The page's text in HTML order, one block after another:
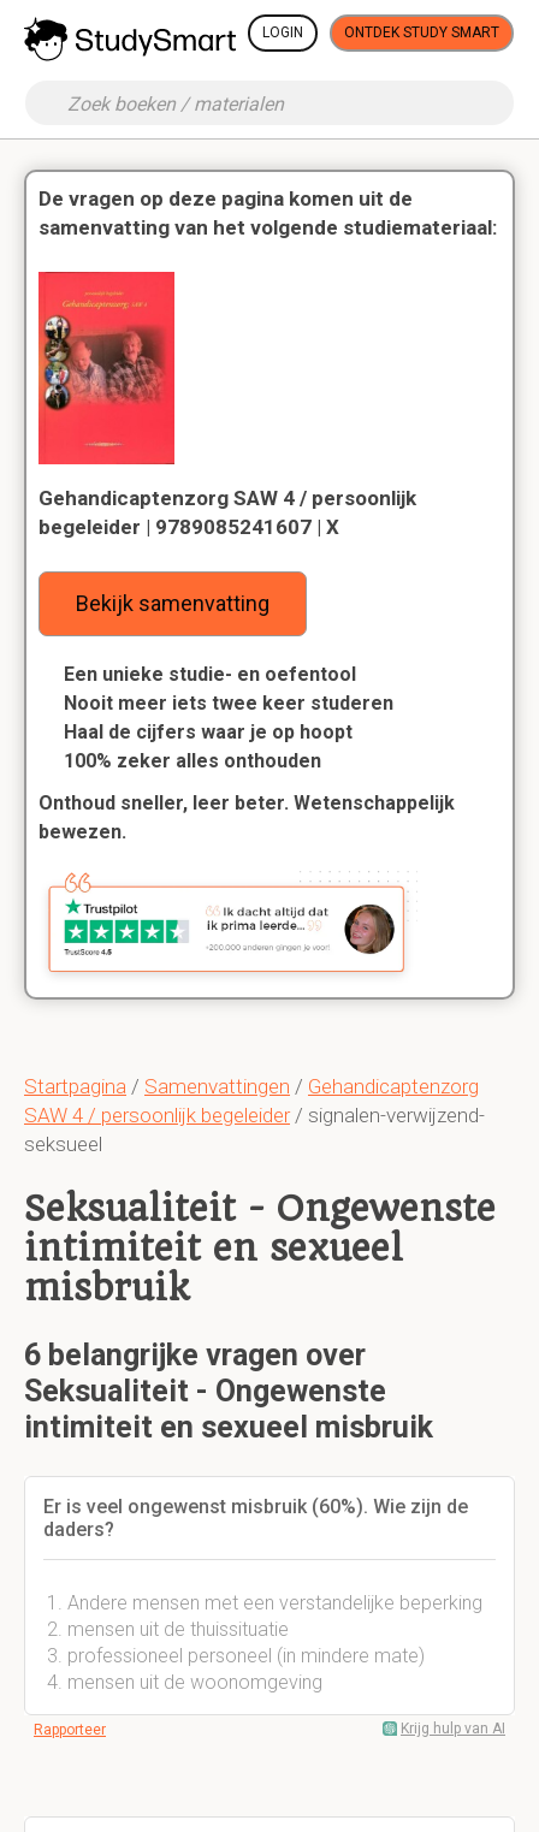
LOGIN ONTDEK STUDY SMART
Startpagina / Samenvattingen / Gehandicaptenzorg
SAW 4 / persoonlijk begeleider/ signalen-verwijzend-
seksueel
Seksualiteit - Ongewenste
intimiteit en sexueel
misbruik
6 belangrijke vragen over
Seksualiteit - Ongewenste
intimiteit en sexueel misbruik
Er is veel ongewenst misbruik (60%). Wie zijn de
daders?
Andere mensen met een verstandelijke beperking
mensen uit de thuissituatie
professioneel personeel (in mindere mate)
mensen uit de woonomgeving
Rapporteer Krijg hulp van AI
De vragen op deze pagina komen uit de
samenvatting van het volgende studiemateriaal:
Gehandicaptenzorg SAW 4 / persoonlijk
begeleider | 9789085241607 | X
Bekijk samenvatting
Een unieke studie- en oefentool
Nooit meer iets twee keer studeren
Haal de cijfers waar je op hoopt
100% zeker alles onthouden
Onthoud sneller, leer beter. Wetenschappelijk
bewezen.